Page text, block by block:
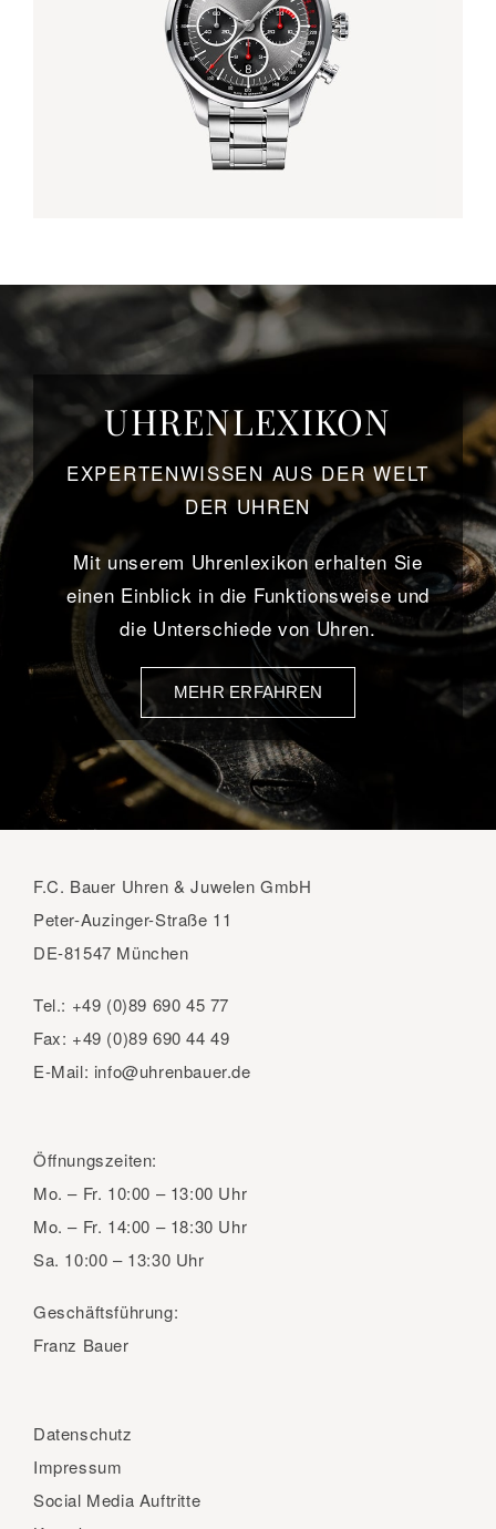
UHRENLEXIKON
EXPERTENWISSEN AUS DER WELT
DER UHREN
Mit unserem Uhrenlexikon erhalten Sie
einen Einblick in die Funktionsweise und
die Unterschiede von Uhren.
MEHR ERFAHREN
F.C. Bauer Uhren & Juwelen GmbH
Peter-Auzinger-Straße 11
DE-81547 München
Tel.: +49 (0)89 690 45 77
Fax: +49 (0)89 690 44 49
E-Mail: info@uhrenbauer.de
Öffnungszeiten:
Mo. – Fr. 10:00 – 13:00 Uhr
Mo. – Fr. 14:00 – 18:30 Uhr
Sa. 10:00 – 13:30 Uhr
Geschäftsführung:
Franz Bauer
Datenschutz
Impressum
Social Media Auftritte